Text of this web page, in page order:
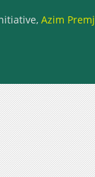
Azim